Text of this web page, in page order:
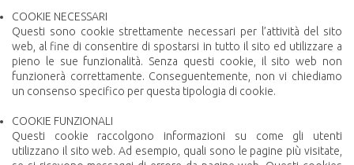
COOKIE NECESSARI
Questi sono cookie strettamente necessari per l’attività del sito
web, al fine di consentire di spostarsi in tutto il sito ed utilizzare a
pieno le sue funzionalità. Senza questi cookie, il sito web non
funzionerà correttamente. Conseguentemente, non vi chiediamo
un consenso specifico per questa tipologia di cookie.
COOKIE FUNZIONALI
Questi cookie raccolgono informazioni su come gli utenti
utilizzano il sito web. Ad esempio, quali sono le pagine più visitate,